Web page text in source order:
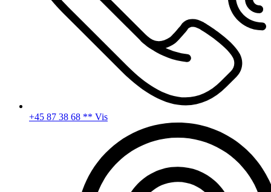
+45 87 38 68 ** Vis